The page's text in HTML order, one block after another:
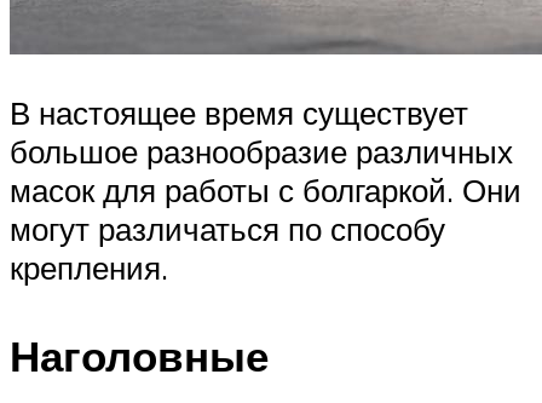
В настоящее время существует
большое разнообразие различных
масок для работы с болгаркой. Они
могут различаться по способу
крепления.
Наголовные